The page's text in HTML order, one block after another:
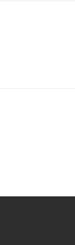
dị ứng và
rút gây ra như
ruột và ngăn
Probiotic của